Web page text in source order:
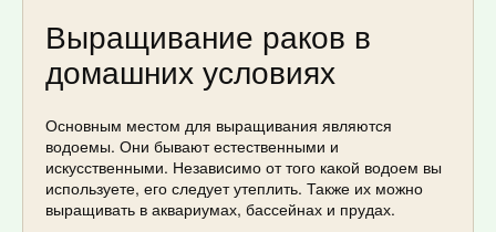
Выращивание раков в
домашних условиях
Основным местом для выращивания являются
водоемы. Они бывают естественными и
искусственными. Независимо от того какой водоем вы
используете, его следует утеплить. Также их можно
выращивать в аквариумах, бассейнах и прудах.